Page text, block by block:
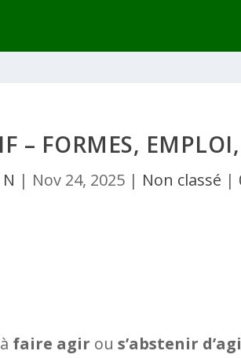
– FORMES,
| Nov 24, 2025| Non classé |
faire agir ous’abstenir